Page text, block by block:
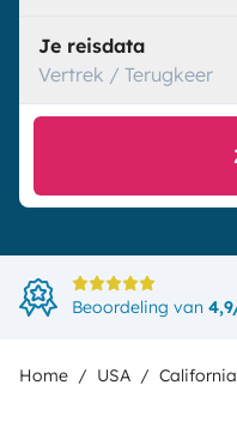
Je reisdata
Vertrek / Terugkeer
Beoordeling van
Home USA California